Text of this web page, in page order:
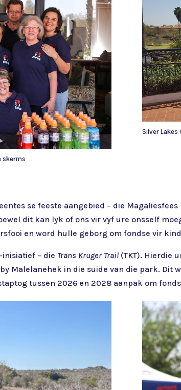
skerms
Silver Lakes
se feeste aangebied – die
dit kan lyk of ons vir vyf ure onsself
en word hulle geborg om fondse vir
-inisiatief – die Trans Kruger Trail (TKT). Hierdie
Malelanehek in die suide van die park. Dit
tussen 2026 en 2028 aanpak om